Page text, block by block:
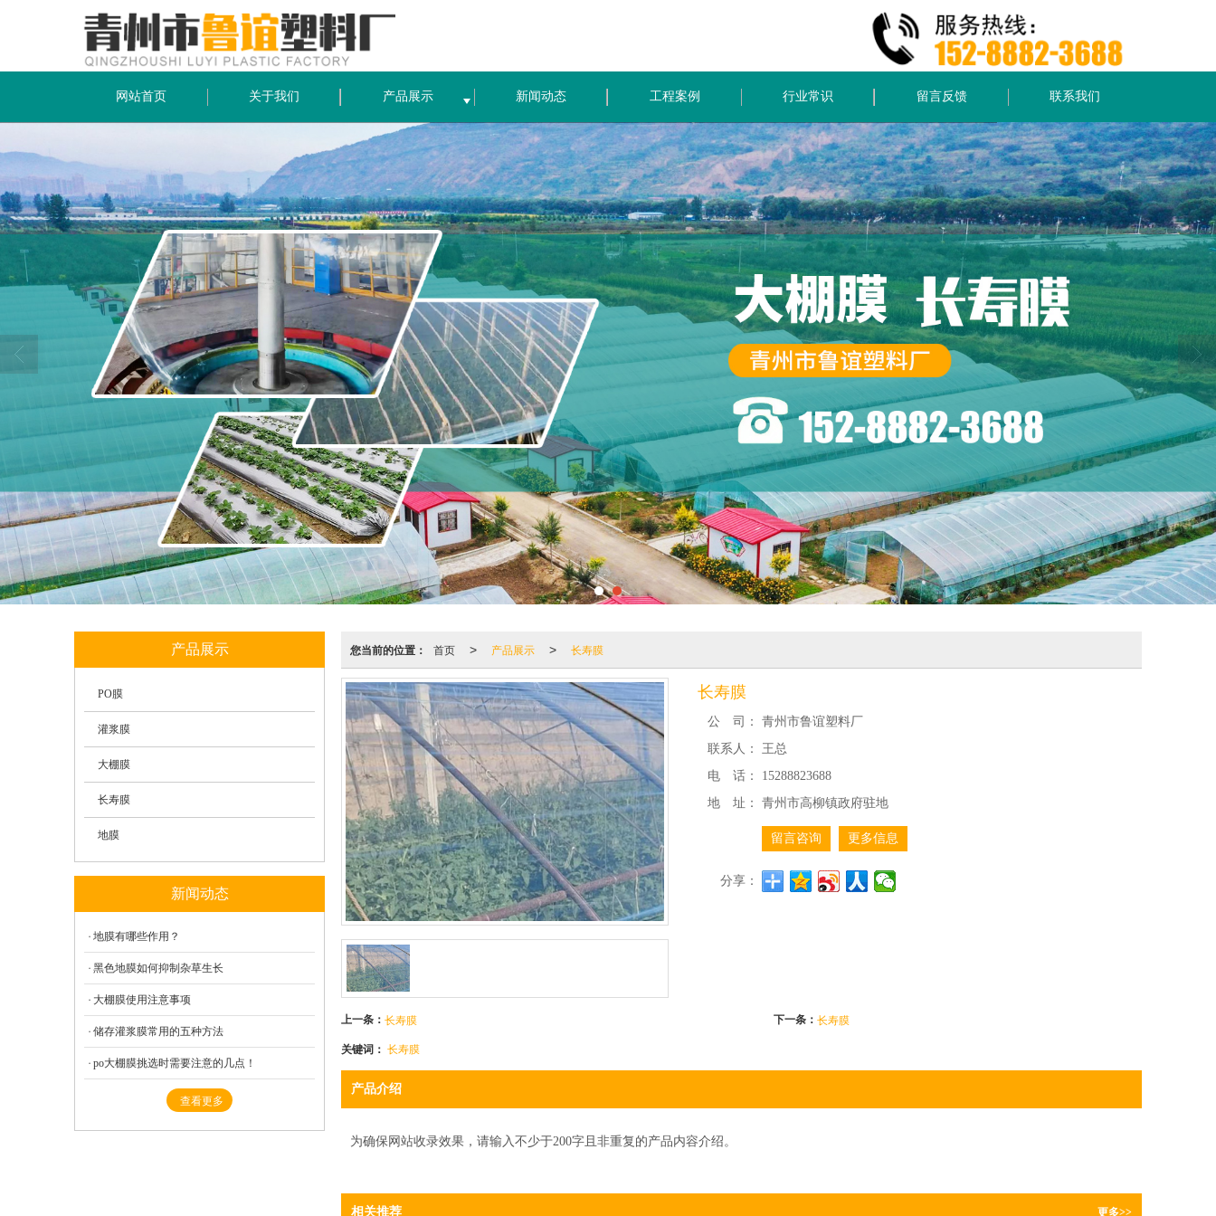
网站首页 关于我们 产品展示 新闻动态 工程案例 行业常识 留言反馈 联系我们
您当前的位置： 首页 > 产品展示 > 长寿膜
长寿膜
公 司：
青州市鲁谊塑料厂
联系人：
王总
电 话：
15288823688
地 址：
青州市高柳镇政府驻地
留言咨询 更多信息
分享：
上一条： 长寿膜 下一条： 长寿膜
关键词： 长寿膜
产品介绍
为确保网站收录效果，请输入不少于200字且非重复的产品内容介绍。
相关推荐 更多>>
产品展示
PO膜
灌浆膜
大棚膜
长寿膜
地膜
新闻动态
地膜有哪些作用？
黑色地膜如何抑制杂草生长
大棚膜使用注意事项
储存灌浆膜常用的五种方法
po大棚膜挑选时需要注意的几点！
查看更多